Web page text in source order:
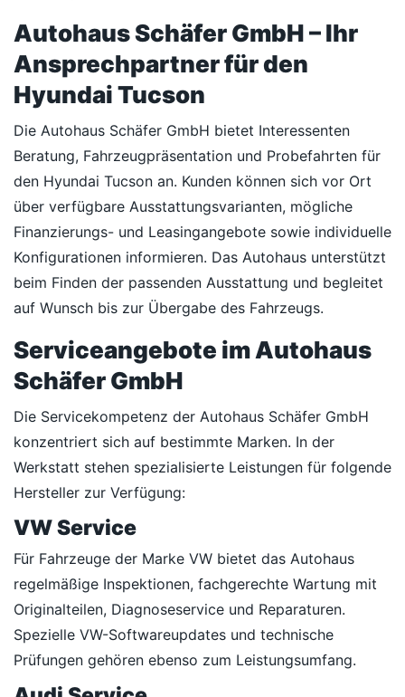
Autohaus Schäfer GmbH – Ihr
Ansprechpartner für den
Hyundai Tucson
Die Autohaus Schäfer GmbH bietet Interessenten
Beratung, Fahrzeugpräsentation und Probefahrten für
den Hyundai Tucson an. Kunden können sich vor Ort
über verfügbare Ausstattungsvarianten, mögliche
Finanzierungs- und Leasingangebote sowie individuelle
Konfigurationen informieren. Das Autohaus unterstützt
beim Finden der passenden Ausstattung und begleitet
auf Wunsch bis zur Übergabe des Fahrzeugs.
Serviceangebote im Autohaus
Schäfer GmbH
Die Servicekompetenz der Autohaus Schäfer GmbH
konzentriert sich auf bestimmte Marken. In der
Werkstatt stehen spezialisierte Leistungen für folgende
Hersteller zur Verfügung:
VW Service
Für Fahrzeuge der Marke VW bietet das Autohaus
regelmäßige Inspektionen, fachgerechte Wartung mit
Originalteilen, Diagnoseservice und Reparaturen.
Spezielle VW-Softwareupdates und technische
Prüfungen gehören ebenso zum Leistungsumfang.